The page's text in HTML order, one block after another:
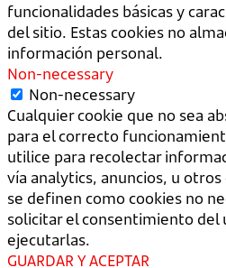
funcionalidades básicas y
del sitio. Estas cookies no
información personal.
Non-necessary
Non-necessary
Cualquier cookie que no sea
para el correcto
utilice para recolectar
vía analytics, anuncios, u
se definen como cookies no
solicitar el consentimiento del
ejecutarlas.
GUARDAR Y ACEPTAR